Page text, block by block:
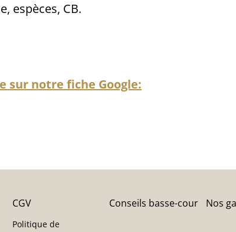
espèces, CB.
sur notre fiche Google:
CGV
Politique de
Conseils basse-cour Nos